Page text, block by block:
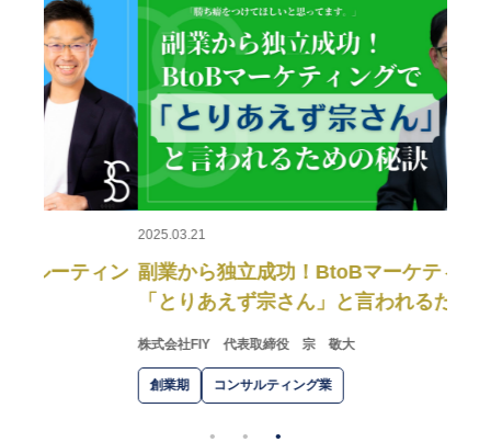
副業から独立成功！BtoBマーケティングで
「とりあえず宗さん」と言われるための秘訣
代表取締役 宗 敬大
コンサルティング業